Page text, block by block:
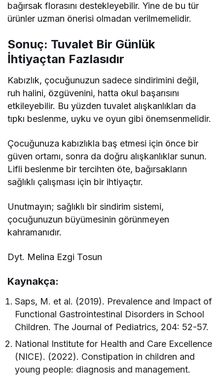
bağırsak florasını destekleyebilir. Yine de bu tür
ürünler uzman önerisi olmadan verilmemelidir.
Sonuç: Tuvalet Bir Günlük
İhtiyaçtan Fazlasıdır
Kabızlık, çocuğunuzun sadece sindirimini değil,
ruh halini, özgüvenini, hatta okul başarısını
etkileyebilir. Bu yüzden tuvalet alışkanlıkları da
tıpkı beslenme, uyku ve oyun gibi önemsenmelidir.
Çocuğunuza kabızlıkla baş etmesi için önce bir
güven ortamı, sonra da doğru alışkanlıklar sunun.
Lifli beslenme bir tercihten öte, bağırsakların
sağlıklı çalışması için bir ihtiyaçtır.
Unutmayın; sağlıklı bir sindirim sistemi,
çocuğunuzun büyümesinin görünmeyen
kahramanıdır.
Dyt. Melina Ezgi Tosun
Kaynakça:
Saps, M. et al. (2019). Prevalence and Impact of
Functional Gastrointestinal Disorders in School
Children. The Journal of Pediatrics, 204: 52-57.
National Institute for Health and Care Excellence
(NICE). (2022). Constipation in children and
young people: diagnosis and management.